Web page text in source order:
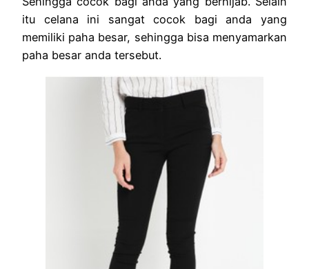
itu celana ini sangat cocok bagi anda yang
memiliki paha besar, sehingga bisa menyamarkan
paha besar anda tersebut.